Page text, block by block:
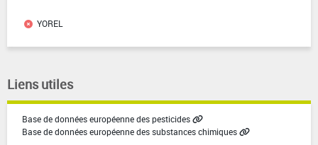
YOREL
Liens utiles
Base de données européenne des pesticides
Base de données européenne des substances chimiques